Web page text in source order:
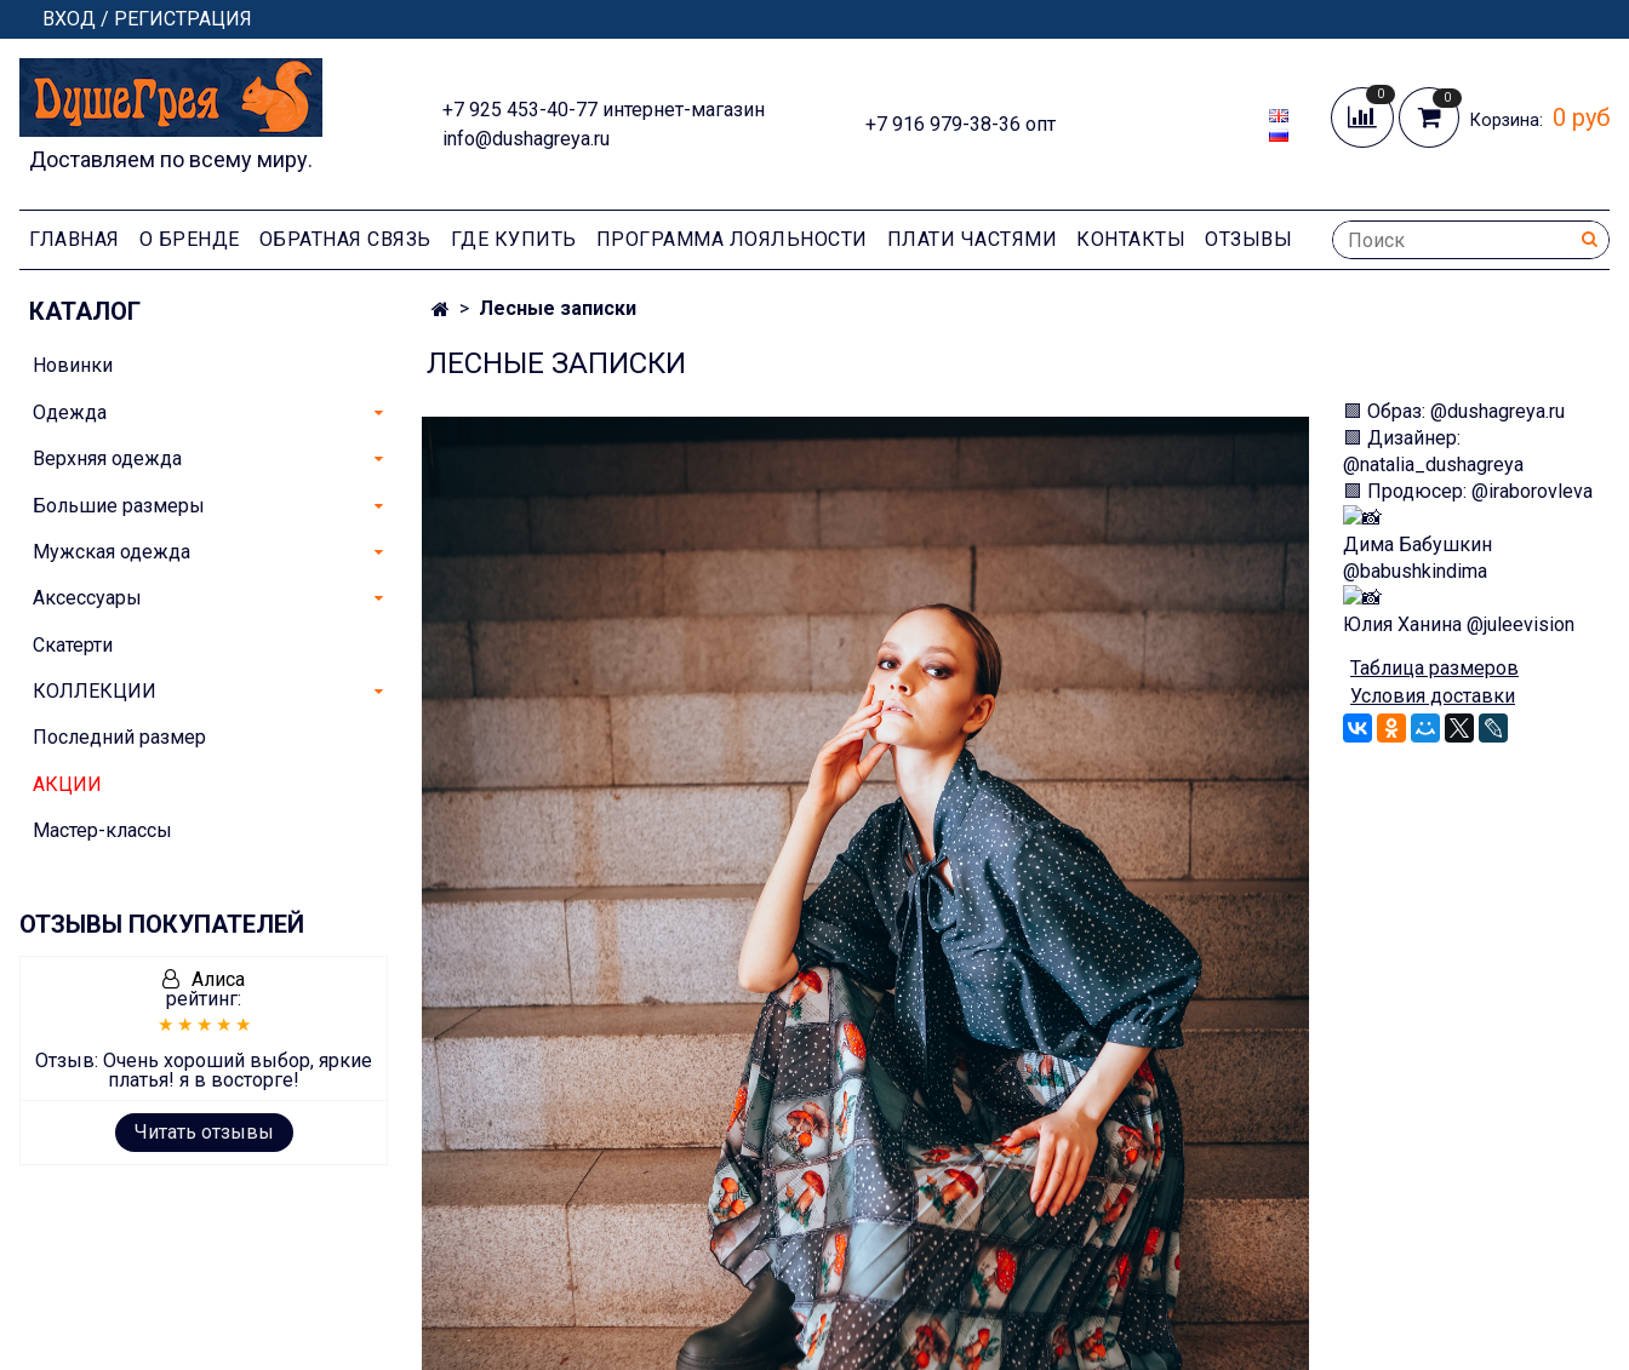
ВХОД / РЕГИСТРАЦИЯ
Доставляем по всему миру.
+7 925 453-40-77 интернет-магазин
info@dushagreya.ru
+7 916 979-38-36 опт
0 0
Корзина: 0 руб
ГЛАВНАЯ О БРЕНДЕ ОБРАТНАЯ СВЯЗЬ ГДЕ КУПИТЬ ПРОГРАММА ЛОЯЛЬНОСТИ ПЛАТИ ЧАСТЯМИ КОНТАКТЫ ОТЗЫВЫ
Лесные записки
ЛЕСНЫЕ ЗАПИСКИ
🟩 Образ: @dushagreya.ru
🟩 Дизайнер:
@natalia_dushagreya
🟩 Продюсер: @iraborovleva
Дима Бабушкин
@babushkindima
Юлия Ханина @juleevision
Таблица размеров
Условия доставки
КАТАЛОГ
Новинки
Одежда
Верхняя одежда
Большие размеры
Мужская одежда
Аксессуары
Скатерти
КОЛЛЕКЦИИ
Последний размер
АКЦИИ
Мастер-классы
ОТЗЫВЫ ПОКУПАТЕЛЕЙ
Алиса
рейтинг:
Отзыв: Очень хороший выбор, яркие
платья! я в восторге!
Читать отзывы